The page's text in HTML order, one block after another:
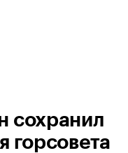
сохранил
горсовета